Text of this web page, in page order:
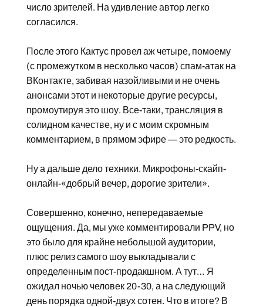
число зрителей. На удивление автор легко
согласился.
После этого Кактус провел аж четыре, помоему
(с промежутком в несколько часов) спам-атак на
ВКонтакте, забивая назойливыми и не очень
анонсами этот и некоторые другие ресурсы,
промоутируя это шоу. Все-таки, трансляция в
солидном качестве, ну и с моим скромным
комментарием, в прямом эфире — это редкость.
Ну а дальше дело техники. Микрофоны-скайп-
онлайн-«добрый вечер, дорогие зрители».
Совершенно, конечно, непередаваемые
ощущения. Да, мы уже комментировали PPV, но
это было для крайне небольшой аудитории,
плюс релиз самого шоу выкладывали с
определенным пост-продакшном. А тут… Я
ожидал ночью человек 20-30, а на следующий
день порядка одной-двух сотен. Что в итоге? В